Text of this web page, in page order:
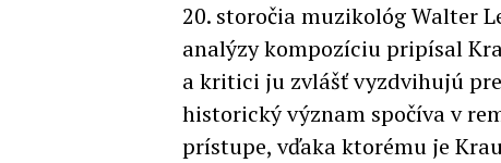
20. storočia muzikológ Walter
analýzy kompozíciu pripísal
a kritici ju zvlášť vyzdvihujú
historický význam spočíva v
prístupe, vďaka ktorému je